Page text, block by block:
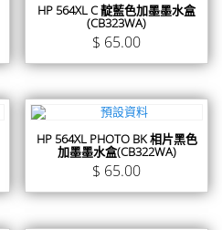
HP 564XL C 靛藍色加墨墨水盒
(CB323WA)
$ 65.00
HP 564XL PHOTO BK 相片黑色
加墨墨水盒(CB322WA)
$ 65.00